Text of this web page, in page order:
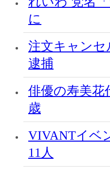
に
注文キャンセ
逮捕
俳優の寿美花
歳
VIVANTイベ
11人